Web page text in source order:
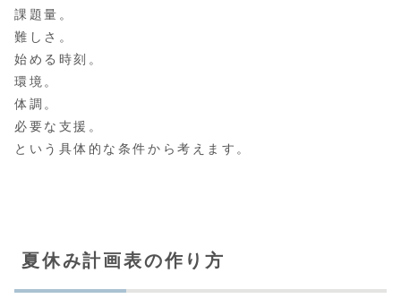
課題量。
難しさ。
始める時刻。
環境。
体調。
必要な支援。
という具体的な条件から考えます。
夏休み計画表の作り方